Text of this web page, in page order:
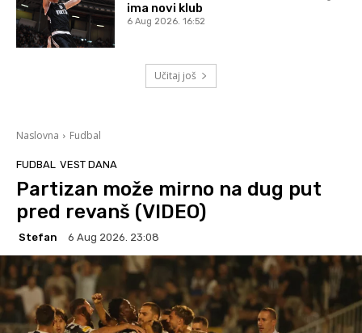
ima novi klub
6 Aug 2026. 16:52
Učitaj još